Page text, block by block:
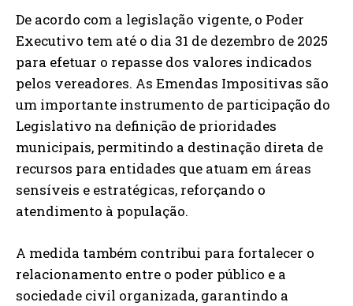
De acordo com a legislação vigente, o Poder
Executivo tem até o dia 31 de dezembro de 2025
para efetuar o repasse dos valores indicados
pelos vereadores. As Emendas Impositivas são
um importante instrumento de participação do
Legislativo na definição de prioridades
municipais, permitindo a destinação direta de
recursos para entidades que atuam em áreas
sensíveis e estratégicas, reforçando o
atendimento à população.
A medida também contribui para fortalecer o
relacionamento entre o poder público e a
sociedade civil organizada, garantindo a